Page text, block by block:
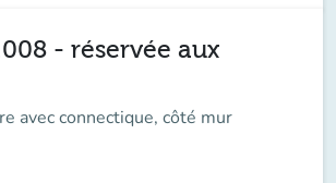
- réservée aux
avec connectique, côté mur